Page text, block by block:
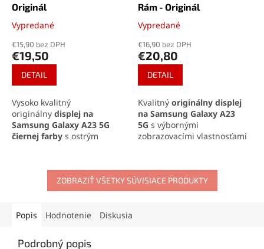
Originál
Priemerné
produktu
je
5,0
hviezdičiek.
Vypredané
€15,90 bez DPH
€19,50
DETAIL
Vysoko kvalitný
originálny displej na
Samsung Galaxy A23 5G
čiernej farby s ostrým
plochou. Kompletná sada
obsahuje LCD displej a
dotykovú plochu pre
Rám - Originál
Priemerné
produktu
je
5,0
hviezdičiek.
Vypredané
€16,90 bez DPH
€20,80
DETAIL
Kvalitný originálny displej
na Samsung Galaxy A23
5G s výbornými
zobrazovacími vlastnosťami
zostava obsahuje LCD
displej, dotykovú plochu a
rám pre jednoduchú
ZOBRAZIŤ VŠETKY SÚVISIACE PRODUKTY
Popis Hodnotenie Diskusia
Podrobný popis